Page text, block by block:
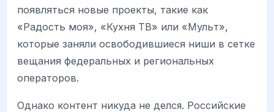
появляться новые проекты, такие как
«Радость моя», «Кухня ТВ» или «Мульт»,
которые заняли освободившиеся ниши в сетке
вещания федеральных и региональных
операторов.
Однако контент никуда не делся. Российские